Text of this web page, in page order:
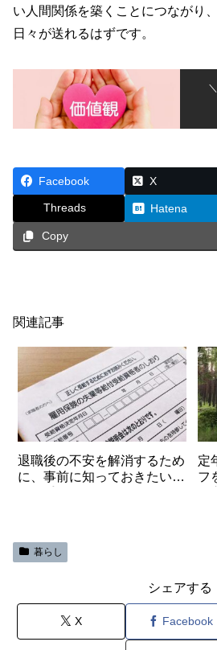
い人間関係を築くことにつながり
日々が送れるはずです。
Facebook X
Threads Hatena
Copy
関連記事
退職後の不安を解消するため
に、事前に知っておきたい４
定
フ
暮らし
シェアする
X Facebook